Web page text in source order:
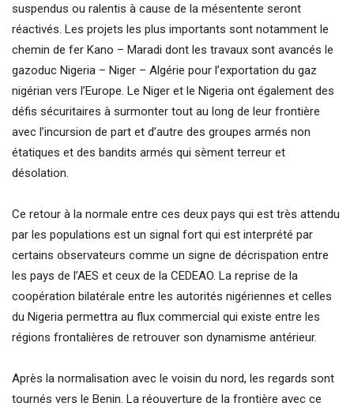
suspendus ou ralentis à cause de la mésentente seront
réactivés. Les projets les plus importants sont notamment le
chemin de fer Kano – Maradi dont les travaux sont avancés le
gazoduc Nigeria – Niger – Algérie pour l’exportation du gaz
nigérian vers l’Europe. Le Niger et le Nigeria ont également des
défis sécuritaires à surmonter tout au long de leur frontière
avec l’incursion de part et d’autre des groupes armés non
étatiques et des bandits armés qui sèment terreur et
désolation.
Ce retour à la normale entre ces deux pays qui est très attendu
par les populations est un signal fort qui est interprété par
certains observateurs comme un signe de décrispation entre
les pays de l’AES et ceux de la CEDEAO. La reprise de la
coopération bilatérale entre les autorités nigériennes et celles
du Nigeria permettra au flux commercial qui existe entre les
régions frontalières de retrouver son dynamisme antérieur.
Après la normalisation avec le voisin du nord, les regards sont
tournés vers le Benin. La réouverture de la frontière avec ce